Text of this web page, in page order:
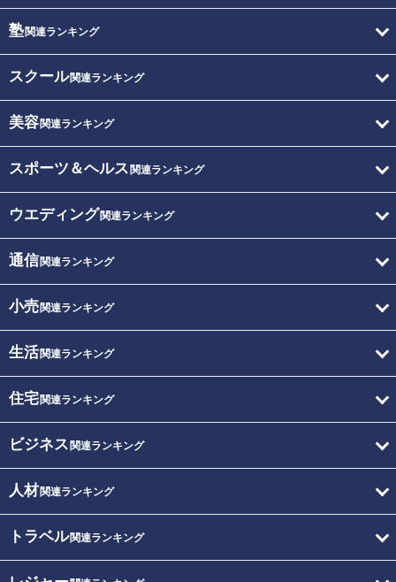
塾関連ランキング
スクール関連ランキング
美容関連ランキング
スポーツ＆ヘルス 関連ランキング
ウエディング関連ランキング
通信関連ランキング
小売関連ランキング
生活関連ランキング
住宅関連ランキング
ビジネス 関連ランキング
人材関連ランキング
トラベル関連ランキング